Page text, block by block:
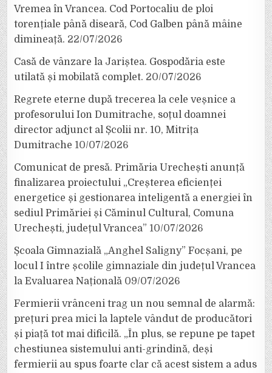
Vremea în Vrancea. Cod Portocaliu de ploi
torențiale până diseară, Cod Galben până mâine
dimineață. 22/07/2026
Casă de vânzare la Jariștea. Gospodăria este
utilată și mobilată complet. 20/07/2026
Regrete eterne după trecerea la cele veșnice a
profesorului Ion Dumitrache, soțul doamnei
director adjunct al Școlii nr. 10, Mitrița
Dumitrache 10/07/2026
Comunicat de presă. Primăria Urechești anunță
finalizarea proiectului „Creșterea eficienței
energetice și gestionarea inteligentă a energiei în
sediul Primăriei și Căminul Cultural, Comuna
Urechești, județul Vrancea” 10/07/2026
Școala Gimnazială „Anghel Saligny” Focșani, pe
locul I între școlile gimnaziale din județul Vrancea
la Evaluarea Națională 09/07/2026
Fermierii vrânceni trag un nou semnal de alarmă:
prețuri prea mici la laptele vândut de producători
și piață tot mai dificilă. „În plus, se repune pe tapet
chestiunea sistemului anti-grindină, deși
fermierii au spus foarte clar că acest sistem a adus